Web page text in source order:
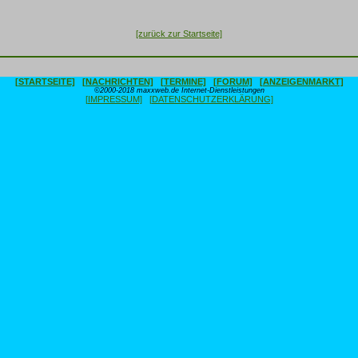
[zurück zur Startseite]
[STARTSEITE] [NACHRICHTEN] [TERMINE] [FORUM] [ANZEIGENMARKT]
©2000-2018 maxxweb.de Internet-Dienstleistungen
[IMPRESSUM] [DATENSCHUTZERKLÄRUNG]